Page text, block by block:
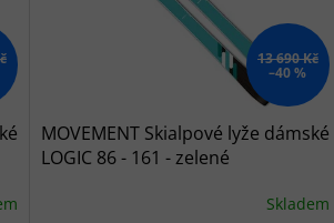
13 690 Kč
–40 %
MOVEMENT Skialpové lyže dámské
LOGIC 86 - 161 - zelené
Skladem